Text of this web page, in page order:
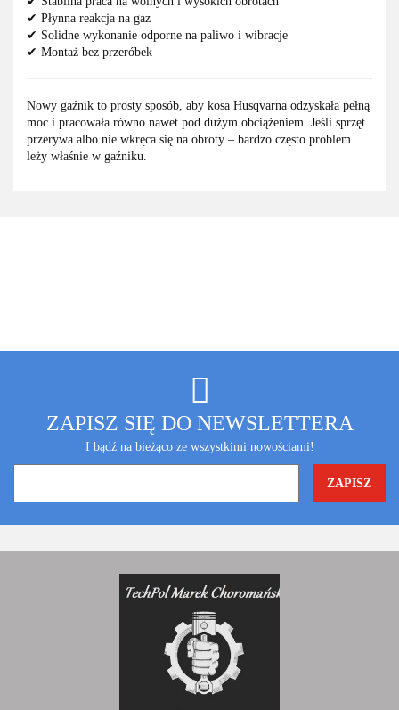
✔ Płynna reakcja na gaz
✔ Solidne wykonanie odporne na paliwo i wibracje
✔ Montaż bez przeróbek
Nowy gaźnik to prosty sposób, aby kosa Husqvarna odzyskała pełną
moc i pracowała równo nawet pod dużym obciążeniem. Jeśli sprzęt
przerywa albo nie wkręca się na obroty – bardzo często problem
leży właśnie w gaźniku.
ZAPISZ SIĘ DO NEWSLETTERA
I bądź na bieżąco ze wszystkimi nowościami!